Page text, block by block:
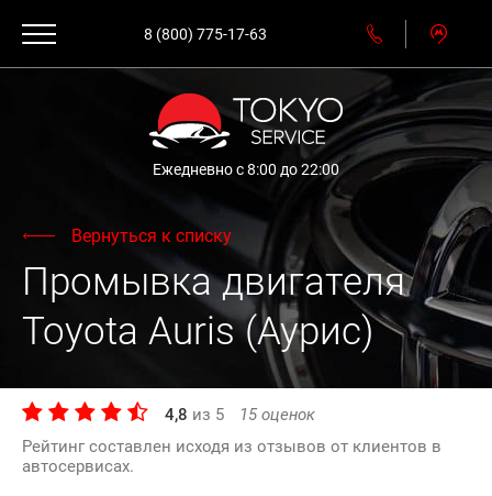
8 (800) 775-17-63
Ежедневно с 8:00 до 22:00
Вернуться к списку
Промывка двигателя
Toyota Auris (Аурис)
4,8 из 5 15оценок
Рейтинг составлен исходя из отзывов от клиентов в
автосервисах.